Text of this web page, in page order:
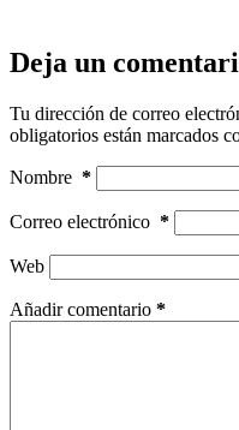
Deja un
Tu dirección de correo
obligatorios están marcados
Nombre *
Correo electrónico *
Web
Añadir comentario *